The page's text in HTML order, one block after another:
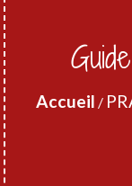
Accueil /